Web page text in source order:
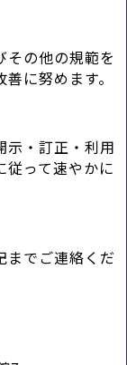
その他の規範を
に努めます。
示・訂正・利用
従って速やかに
までご連絡くだ